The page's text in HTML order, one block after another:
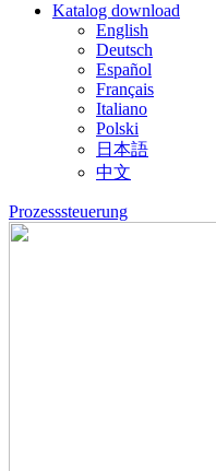
Katalog download
English
Deutsch
Español
Français
Italiano
Polski
日本語
中文
Prozesssteuerung